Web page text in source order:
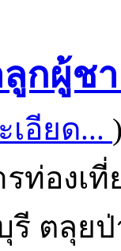
กผู้ช
เอียด... )
ท่องเ
ตลุย